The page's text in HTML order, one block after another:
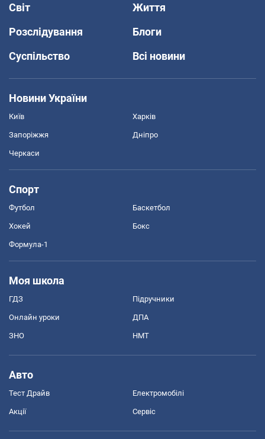
Світ
Життя
Розслідування
Блоги
Суспільство
Всі новини
Новини України
Київ Харків
Запоріжжя Дніпро
Черкаси
Спорт
Футбол Баскетбол
Хокей Бокс
Формула-1
Моя школа
ГДЗ Підручники
Онлайн уроки ДПА
ЗНО НМТ
Авто
Тест Драйв Електромобілі
Акції Сервіс